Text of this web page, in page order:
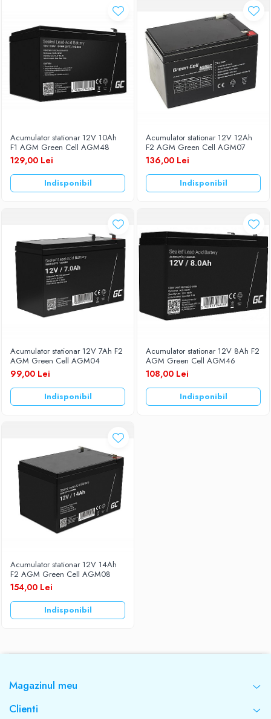
Acumulator stationar 12V 10Ah
F1 AGM Green Cell AGM48
129,00 Lei
Indisponibil
Acumulator stationar 12V 12Ah
F2 AGM Green Cell AGM07
136,00 Lei
Indisponibil
Acumulator stationar 12V 7Ah F2
AGM Green Cell AGM04
99,00 Lei
Indisponibil
Acumulator stationar 12V 8Ah F2
AGM Green Cell AGM46
108,00 Lei
Indisponibil
Acumulator stationar 12V 14Ah
F2 AGM Green Cell AGM08
154,00 Lei
Indisponibil
Magazinul meu
Clienti